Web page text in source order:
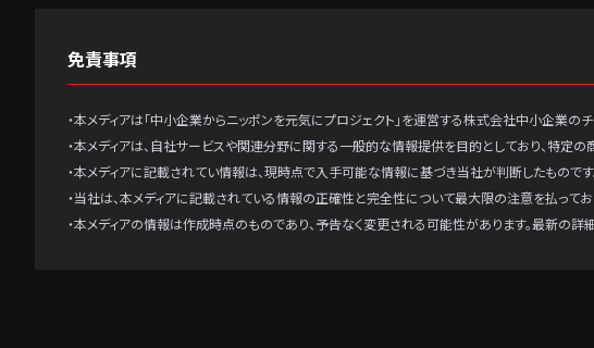
免責事項
・本メディアは「中小企業からニッポンを元気にプロジェクト」を運営する株式会社中小企業のチ
・本メディアは、自社サービスや関連分野に関する一般的な情報提供を目的としており、特定
・本メディアに記載されてい情報は、現時点で入手可能な情報に基づき当社が判断したもので
・当社は、本メディアに記載されている情報の正確性と完全性について最大限の注意を払って
・本メディアの情報は作成時点のものであり、予告なく変更される可能性があります。最新の